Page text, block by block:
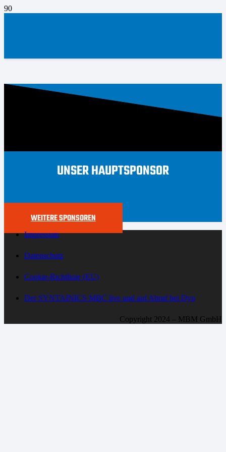
UNSER HAUPTSPONSOR
WEITERE SPONSOREN
Impressum
Datenschutz
Cookie-Richtlinie (EU)
Der SYNTAINICS MBC live und auf Abruf bei Dyn
Copyright 2024 – MBM GmbH